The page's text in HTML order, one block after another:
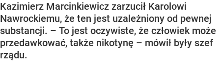
Kazimierz Marcinkiewicz zarzucił Karolowi
Nawrockiemu, że ten jest uzależniony od pewnej
substancji. – To jest oczywiste, że człowiek może
przedawkować, także nikotynę – mówił były szef
rządu.